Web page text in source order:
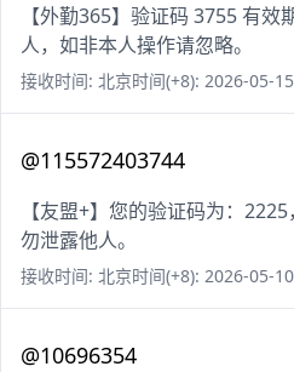
【外勤365】验证码 3755 有
人，如非本人操作请忽略。
接收时间: 北京时间(+8): 2026-05-
@115572403744
【友盟+】您的验证码为：
勿泄露他人。
接收时间: 北京时间(+8): 2026-05-
@10696354